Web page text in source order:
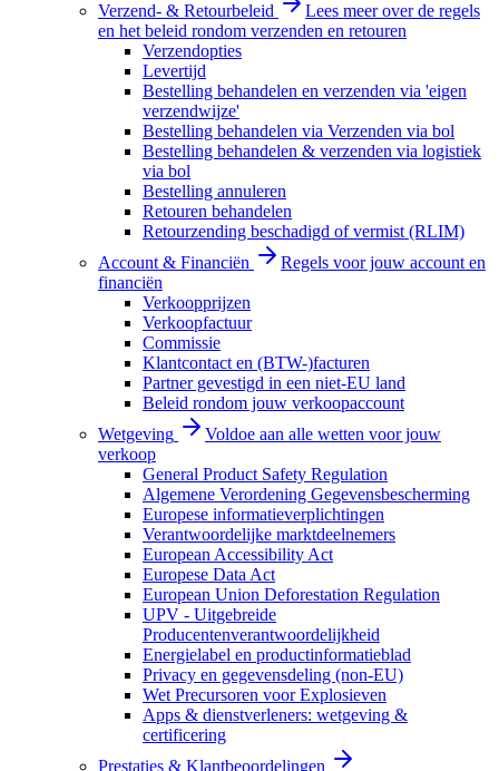
Verzend- & Retourbeleid
Lees meer over de regels
en het beleid rondom verzenden en retouren
Verzendopties
Levertijd
Bestelling behandelen en verzenden via 'eigen
verzendwijze'
Bestelling behandelen via Verzenden via bol
Bestelling behandelen & verzenden via logistiek
via bol
Bestelling annuleren
Retouren behandelen
Retourzending beschadigd of vermist (RLIM)
Account & Financiën
Regels voor jouw account en
financiën
Verkoopprijzen
Verkoopfactuur
Commissie
Klantcontact en (BTW-)facturen
Partner gevestigd in een niet-EU land
Beleid rondom jouw verkoopaccount
Wetgeving
Voldoe aan alle wetten voor jouw
verkoop
General Product Safety Regulation
Algemene Verordening Gegevensbescherming
Europese informatieverplichtingen
Verantwoordelijke marktdeelnemers
European Accessibility Act
Europese Data Act
European Union Deforestation Regulation
UPV - Uitgebreide
Producentenverantwoordelijkheid
Energielabel en productinformatieblad
Privacy en gegevensdeling (non-EU)
Wet Precursoren voor Explosieven
Apps & dienstverleners: wetgeving &
certificering
Prestaties & Klantbeoordelingen